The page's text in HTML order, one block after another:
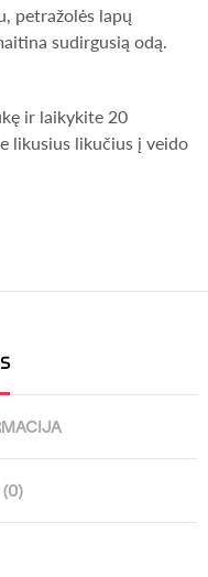
petražolės lapų
sudirgusią odą.
ir laikykite 20
likusius likučius į veido